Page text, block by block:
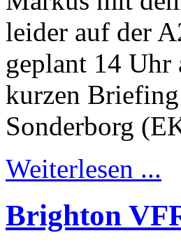
leider auf der
geplant 14
kurzen
Sonderborg
Weiterlesen ...
Brighton